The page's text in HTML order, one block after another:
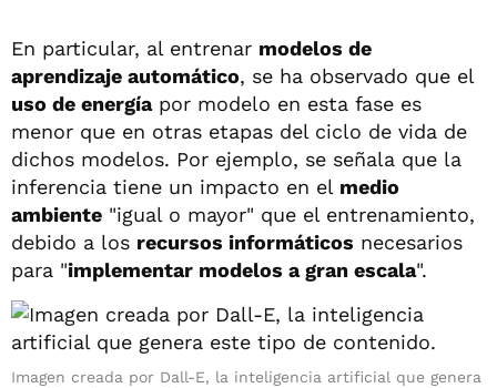
En particular, al entrenar modelos de
aprendizaje automático, se ha observado que el
uso de energíapor modelo en esta fase es
menor que en otras etapas del ciclo de vida de
dichos modelos. Por ejemplo, se señala que la
inferencia tiene un impacto en el medio
ambiente "igual o mayor" que el entrenamiento,
debido a los recursos informáticos necesarios
para "implementar modelos a gran escala".
Imagen creada por Dall-E, la inteligencia artificial que genera